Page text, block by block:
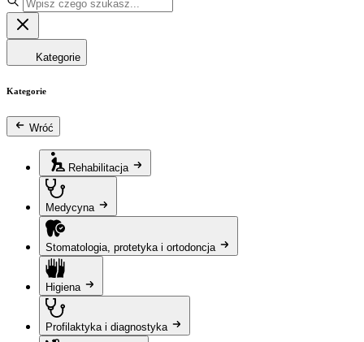
Kategorie
Kategorie
Wróć
Rehabilitacja
Medycyna
Stomatologia, protetyka i ortodoncja
Higiena
Profilaktyka i diagnostyka